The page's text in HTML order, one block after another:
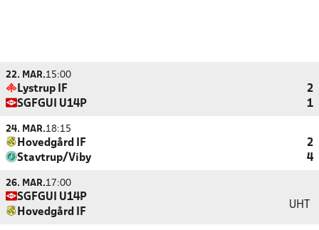
22. MAR.15:00
Lystrup IF
2
SGFGUI U14P
1
24. MAR.18:15
Hovedgård IF
2
Stavtrup/Viby
4
26. MAR.17:00
SGFGUI U14P
Hovedgård IF
UHT